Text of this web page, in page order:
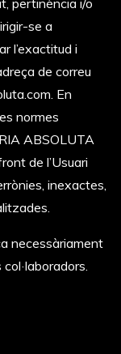
pertinència i/o
se a
l’exactitud i
de correu
En
normes
ABSOLUTA
de l’Usuari
inexactes,
necessàriament